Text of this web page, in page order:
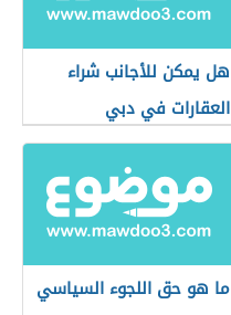
هل يمكن للأجانب شراء
العقارات في دبي
ما هو حق اللجوء السياسي